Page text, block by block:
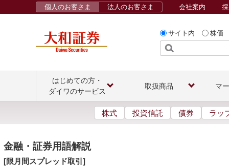
サイト内 株価
個人のお客さま 法人のお客さま 会社案内
はじめての方・
ダイワのサービス
取扱商品 マ
株式 投資信託 債券 ラッ
金融・証券用語解説
[限月間スプレッド取引]